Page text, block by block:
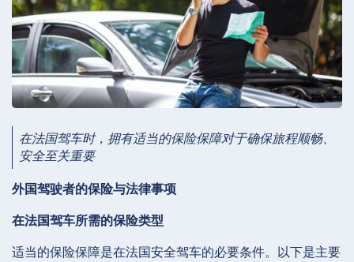
在法国驾车时，拥有适当的保险保障对于确保旅程顺畅、
安全至关重要
外国驾驶者的保险与法律事项
在法国驾车所需的保险类型
适当的保险保障是在法国安全驾车的必要条件。以下是主要